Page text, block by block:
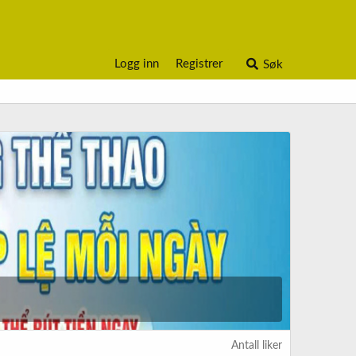
Logg inn Registrer Søk
Antall liker